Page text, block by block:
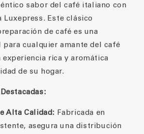
sabor del café italiano con
Luxepress. Este clásico
de café es una
para cualquier amante del café
experiencia rica y aromática
de su hogar.
Alta Calidad: Fabricada en
asegura una distribución